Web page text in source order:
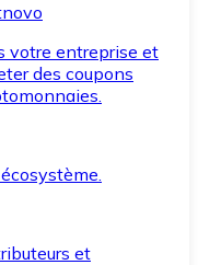
votre entreprise et
des coupons
et